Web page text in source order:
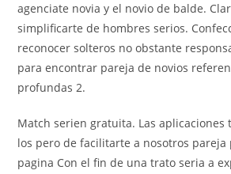
agenciate novia y el novio de balde.
simplificarte de hombres serios.
reconocer solteros no obstante
para encontrar pareja de novios
profundas 2.
Match seri­en gratuita. Las aplicaciones
los pero de facilitarte a nosotros pareja
pagina Con el fin de una trato seria a